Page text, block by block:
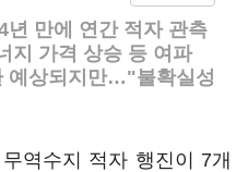
년 만에 연간 적자 관측
지 가격 상승 등 여파
예상되지만…"불확실성
역수지 적자 행진이 7개